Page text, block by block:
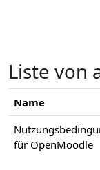
Liste von
Name
für OpenMoodle